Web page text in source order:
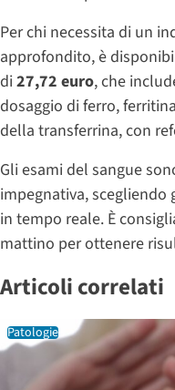
Per chi necessita di un
approfondito, è
di27,72 euro, che
dosaggio di ferro,
della transferrina, con
Gli esami del sangue
impegnativa,
in tempo reale. È
mattino per ottenere
Articoli correlati
Patologie